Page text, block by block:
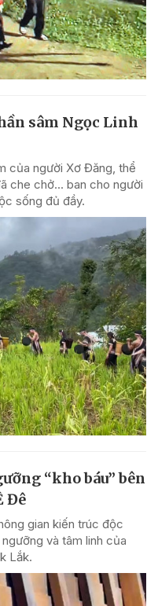
sâm Ngọc Linh
của người Xơ Đăng, thể
che chở... ban cho người
sống đủ đầy.
“kho báu” bên
Đê
gian kiến trúc độc
và tâm linh của
Lắk.